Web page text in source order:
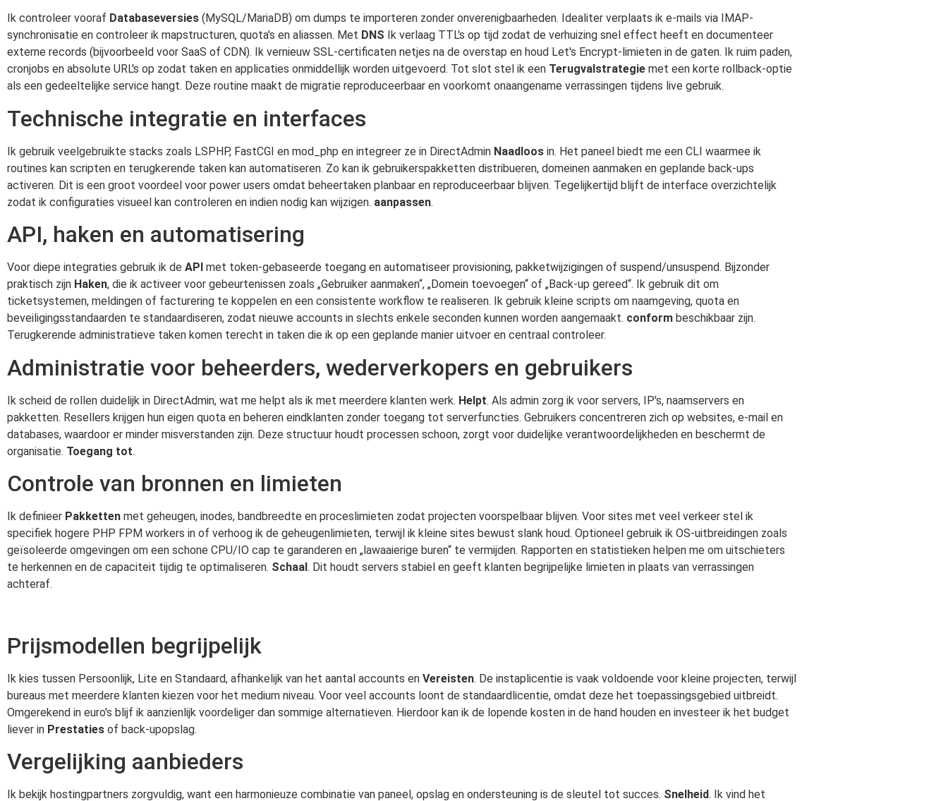
Ik controleer vooraf Databaseversies (MySQL/MariaDB) om dumps te importeren zonder onverenigbaarheden. Idealiter verplaats ik e-mails via IMAP-
synchronisatie en controleer ik mapstructuren, quota's en aliassen. Met DNS Ik verlaag TTL's op tijd zodat de verhuizing snel effect heeft en documenteer
externe records (bijvoorbeeld voor SaaS of CDN). Ik vernieuw SSL-certificaten netjes na de overstap en houd Let's Encrypt-limieten in de gaten. Ik ruim paden,
cronjobs en absolute URL's op zodat taken en applicaties onmiddellijk worden uitgevoerd. Tot slot stel ik een Terugvalstrategie met een korte rollback-optie
als een gedeeltelijke service hangt. Deze routine maakt de migratie reproduceerbaar en voorkomt onaangename verrassingen tijdens live gebruik.
Technische integratie en interfaces
Ik gebruik veelgebruikte stacks zoals LSPHP, FastCGI en mod_php en integreer ze in DirectAdmin Naadloos in. Het paneel biedt me een CLI waarmee ik
routines kan scripten en terugkerende taken kan automatiseren. Zo kan ik gebruikerspakketten distribueren, domeinen aanmaken en geplande back-ups
activeren. Dit is een groot voordeel voor power users omdat beheertaken planbaar en reproduceerbaar blijven. Tegelijkertijd blijft de interface overzichtelijk
zodat ik configuraties visueel kan controleren en indien nodig kan wijzigen. aanpassen.
API, haken en automatisering
Voor diepe integraties gebruik ik de API met token-gebaseerde toegang en automatiseer provisioning, pakketwijzigingen of suspend/unsuspend. Bijzonder
praktisch zijn Haken, die ik activeer voor gebeurtenissen zoals „Gebruiker aanmaken“, „Domein toevoegen“ of „Back-up gereed“. Ik gebruik dit om
ticketsystemen, meldingen of facturering te koppelen en een consistente workflow te realiseren. Ik gebruik kleine scripts om naamgeving, quota en
beveiligingsstandaarden te standaardiseren, zodat nieuwe accounts in slechts enkele seconden kunnen worden aangemaakt. conform beschikbaar zijn.
Terugkerende administratieve taken komen terecht in taken die ik op een geplande manier uitvoer en centraal controleer.
Administratie voor beheerders, wederverkopers en gebruikers
Ik scheid de rollen duidelijk in DirectAdmin, wat me helpt als ik met meerdere klanten werk. Helpt. Als admin zorg ik voor servers, IP's, naamservers en
pakketten. Resellers krijgen hun eigen quota en beheren eindklanten zonder toegang tot serverfuncties. Gebruikers concentreren zich op websites, e-mail en
databases, waardoor er minder misverstanden zijn. Deze structuur houdt processen schoon, zorgt voor duidelijke verantwoordelijkheden en beschermt de
organisatie. Toegang tot.
Controle van bronnen en limieten
Ik definieer Pakketten met geheugen, inodes, bandbreedte en proceslimieten zodat projecten voorspelbaar blijven. Voor sites met veel verkeer stel ik
specifiek hogere PHP FPM workers in of verhoog ik de geheugenlimieten, terwijl ik kleine sites bewust slank houd. Optioneel gebruik ik OS-uitbreidingen zoals
geïsoleerde omgevingen om een schone CPU/IO cap te garanderen en „lawaaierige buren“ te vermijden. Rapporten en statistieken helpen me om uitschieters
te herkennen en de capaciteit tijdig te optimaliseren. Schaal. Dit houdt servers stabiel en geeft klanten begrijpelijke limieten in plaats van verrassingen
achteraf.
Prijsmodellen begrijpelijk
Ik kies tussen Persoonlijk, Lite en Standaard, afhankelijk van het aantal accounts en Vereisten. De instaplicentie is vaak voldoende voor kleine projecten, terwijl
bureaus met meerdere klanten kiezen voor het medium niveau. Voor veel accounts loont de standaardlicentie, omdat deze het toepassingsgebied uitbreidt.
Omgerekend in euro's blijf ik aanzienlijk voordeliger dan sommige alternatieven. Hierdoor kan ik de lopende kosten in de hand houden en investeer ik het budget
liever in Prestaties of back-upopslag.
Vergelijking aanbieders
Ik bekijk hostingpartners zorgvuldig, want een harmonieuze combinatie van paneel, opslag en ondersteuning is de sleutel tot succes. Snelheid. Ik vind het